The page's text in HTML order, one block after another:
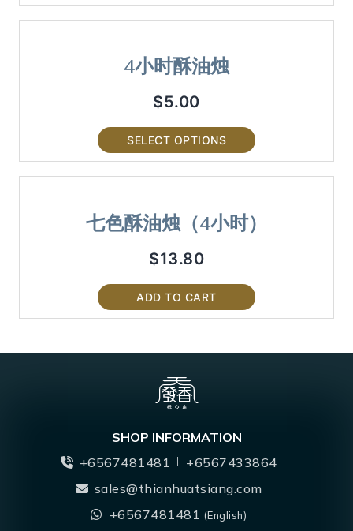
4小时酥油烛
$5.00
SELECT OPTIONS
七色酥油烛（4小时）
$13.80
ADD TO CART
SHOP INFORMATION
+6567481481
+6567433864
sales@thianhuatsiang.com
+6567481481 (English)